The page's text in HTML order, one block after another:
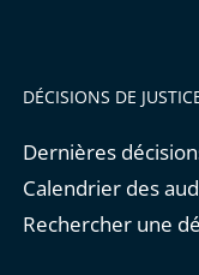
DÉCISIONS DE
Dernières
Calendrier des
Rechercher une